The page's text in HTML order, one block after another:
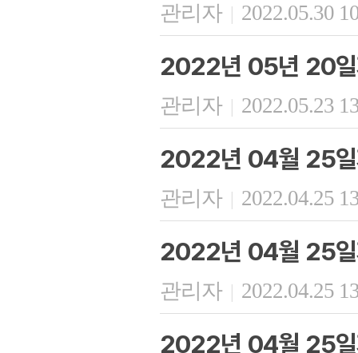
관리자 | 2022.05.30
2022년 05년 20일
관리자 | 2022.05.23
2022년 04월 25일
관리자 | 2022.04.25
2022년 04월 25일
관리자 | 2022.04.25
2022년 04월 25일